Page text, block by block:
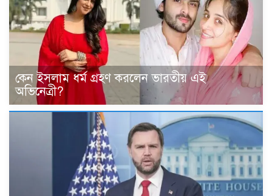
কেন ইসলাম ধর্ম গ্রহণ করলেন ভারতীয় এই
অভিনেত্রী?